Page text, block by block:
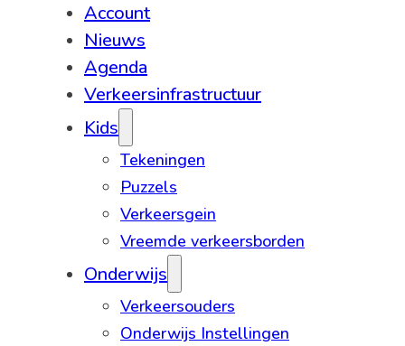
Account
Nieuws
Agenda
Verkeersinfrastructuur
Kids
Tekeningen
Puzzels
Verkeersgein
Vreemde verkeersborden
Onderwijs
Verkeersouders
Onderwijs Instellingen